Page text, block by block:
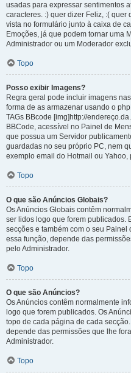
usadas para expressar sentimentos
caracteres. :) quer dizer Feliz, :( quer
vista no formulário junto à caixa de
Emoções, já que podem tornar uma
Administrador ou um Moderador
Topo
Posso exibir Imagens?
Regra geral pode incluir imagens
forma de as armazenar usando o
TAGs BBcode [img]http://
BBCode, acessível no Painel de
que possua um Servidor
guardadas no seu próprio PC, nem
exemplo email do Hotmail ou
Topo
O que são Anúncios Globais?
Os Anúncios Globais contêm
ser lidos logo que forem publicados.
secções e também com o seu
essa função, depende das
pelo Administrador.
Topo
O que são Anúncios?
Os Anúncios contêm normalmente
logo que forem publicados. Os
topo de cada página de cada
depende das permissões que lhe
Administrador.
Topo